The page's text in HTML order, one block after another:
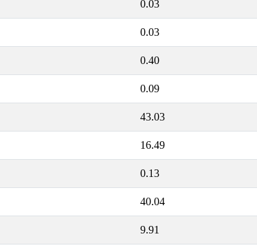
0.03
0.03
0.40
0.09
43.03
16.49
0.13
40.04
9.91